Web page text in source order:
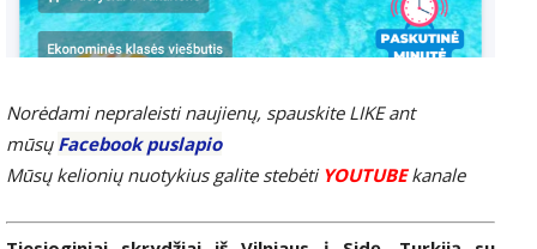
Norėdami nepraleisti naujienų, spauskite LIKE ant
mūsų Facebook puslapio
Mūsų kelionių nuotykius galite stebėti YOUTUBEkanale